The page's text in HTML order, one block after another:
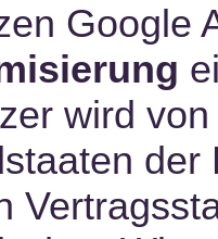
Google
wird